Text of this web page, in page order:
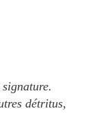
détritus,